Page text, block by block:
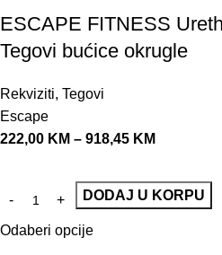
ESCAPE FITNESS
Tegovi bućice okrugle
Rekviziti, Tegovi
Escape
222,00 KM – 918,45 KM
DODAJ U KORPU
Odaberi opcije